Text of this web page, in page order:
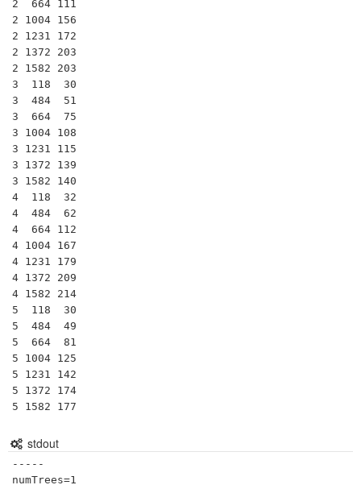
2  664 111
2 1004 156
2 1231 172
2 1372 203
2 1582 203
3  118  30
3  484  51
3  664  75
3 1004 108
3 1231 115
3 1372 139
3 1582 140
4  118  32
4  484  62
4  664 112
4 1004 167
4 1231 179
4 1372 209
4 1582 214
5  118  30
5  484  49
5  664  81
5 1004 125
5 1231 142
5 1372 174
stdout
-----
numTrees=1